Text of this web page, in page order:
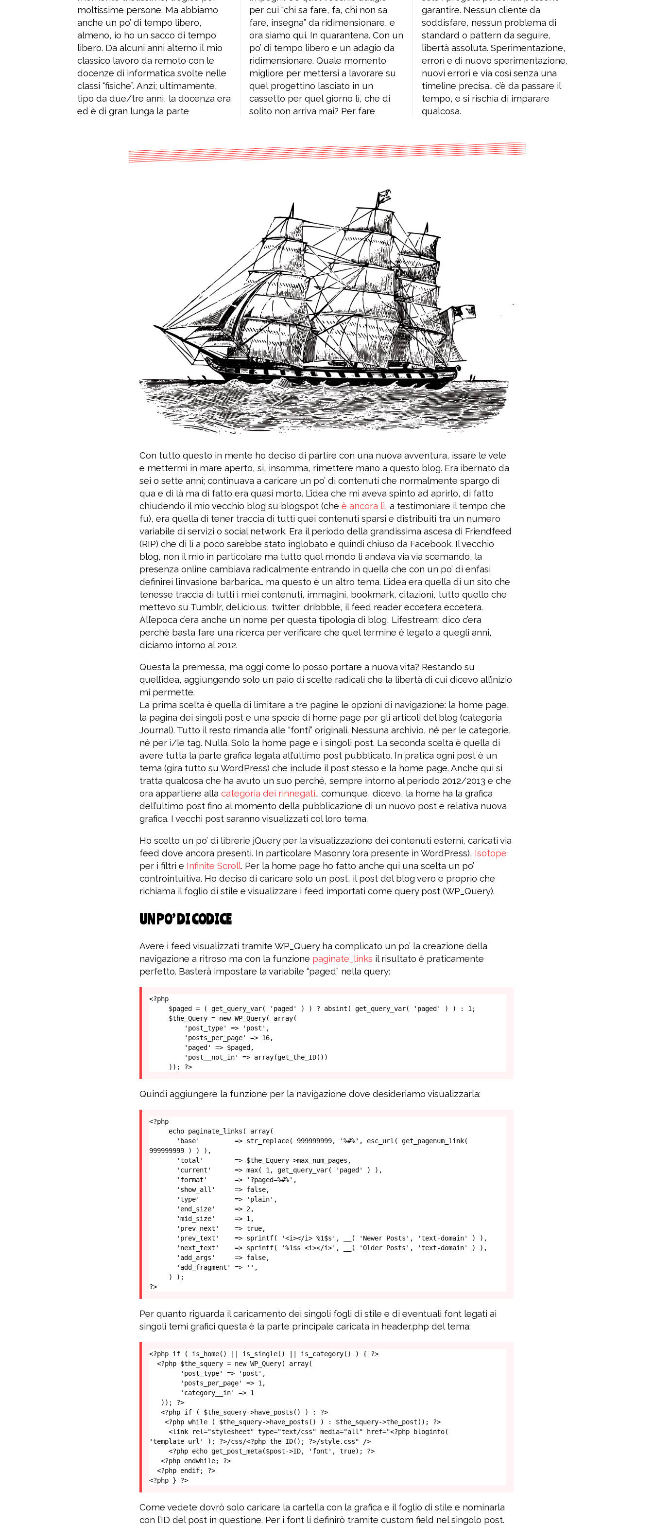
moltissime persone. Ma abbiamo
anche un po’ di tempo libero,
almeno, io ho un sacco di tempo
libero. Da alcuni anni alterno il mio
classico lavoro da remoto con le
docenze di informatica svolte nelle
classi “fisiche”. Anzi; ultimamente,
tipo da due/tre anni, la docenza era
ed è di gran lunga la parte
per cui “chi sa fare, fa, chi non sa
fare, insegna” da ridimensionare, e
ora siamo qui. In quarantena. Con un
po’ di tempo libero e un adagio da
ridimensionare. Quale momento
migliore per mettersi a lavorare su
quel progettino lasciato in un
cassetto per quel giorno lì, che di
solito non arriva mai? Per fare
garantire. Nessun cliente da
soddisfare, nessun problema di
standard o pattern da seguire,
libertà assoluta. Sperimentazione,
errori e di nuovo sperimentazione,
nuovi errori e via così senza una
timeline precisa… c’è da passare il
tempo, e si rischia di imparare
qualcosa.
Con tutto questo in mente ho deciso di partire con una nuova avventura, issare le vele
e mettermi in mare aperto, si, insomma, rimettere mano a questo blog. Era ibernato da
sei o sette anni; continuava a caricare un po’ di contenuti che normalmente spargo di
qua e di là ma di fatto era quasi morto. L’idea che mi aveva spinto ad aprirlo, di fatto
chiudendo il mio vecchio blog su blogspot (cheè ancora lì, a testimoniare il tempo che
fu), era quella di tener traccia di tutti quei contenuti sparsi e distribuiti tra un numero
variabile di servizi o social network. Era il periodo della grandissima ascesa di Friendfeed
(RIP) che di lì a poco sarebbe stato inglobato e quindi chiuso da Facebook. Il vecchio
blog, non il mio in particolare ma tutto quel mondo lì andava via via scemando, la
presenza online cambiava radicalmente entrando in quella che con un po’ di enfasi
definirei l’invasione barbarica… ma questo è un altro tema. L’idea era quella di un sito che
tenesse traccia di tutti i miei contenuti, immagini, bookmark, citazioni, tutto quello che
mettevo su Tumblr, del.icio.us, twitter, dribbble, il feed reader eccetera eccetera.
All’epoca c’era anche un nome per questa tipologia di blog, Lifestream; dico c’era
perché basta fare una ricerca per verificare che quel termine è legato a quegli anni,
diciamo intorno al 2012.
Questa la premessa, ma oggi come lo posso portare a nuova vita? Restando su
quell’idea, aggiungendo solo un paio di scelte radicali che la libertà di cui dicevo all’inizio
mi permette.
La prima scelta è quella di limitare a tre pagine le opzioni di navigazione: la home page,
la pagina dei singoli post e una specie di home page per gli articoli del blog (categoria
Journal). Tutto il resto rimanda alle “fonti” originali. Nessuna archivio, né per le categorie,
né per i/le tag. Nulla. Solo la home page e i singoli post. La seconda scelta è quella di
avere tutta la parte grafica legata all’ultimo post pubblicato. In pratica ogni post è un
tema (gira tutto su WordPress) che include il post stesso e la home page. Anche qui si
tratta qualcosa che ha avuto un suo perché, sempre intorno al periodo 2012/2013 e che
ora appartiene allacategoria dei rinnegati… comunque, dicevo, la home ha la grafica
dell’ultimo post fino al momento della pubblicazione di un nuovo post e relativa nuova
grafica. I vecchi post saranno visualizzati col loro tema.
Ho scelto un po’ di librerie jQuery per la visualizzazione dei contenuti esterni, caricati via
feed dove ancora presenti. In particolare Masonry (ora presente in WordPress), Isotope
per i filtri e Infinite Scroll. Per la home page ho fatto anche qui una scelta un po’
controintuitiva. Ho deciso di caricare solo un post, il post del blog vero e proprio che
richiama il foglio di stile e visualizzare i feed importati come query post (WP_Query).
UN PO’ DI CODICE
Avere i feed visualizzati tramite WP_Query ha complicato un po’ la creazione della
navigazione a ritroso ma con la funzione paginate_links il risultato è praticamente
perfetto. Basterà impostare la variabile “paged” nella query:
<?php
     )); ?>
Quindi aggiungere la funzione per la navigazione dove desideriamo visualizzarla:
<?php
999999999 ) ) ),
?>
Per quanto riguarda il caricamento dei singoli fogli di stile e di eventuali font legati ai
singoli temi grafici questa è la parte principale caricata in header.php del tema:
<?php if ( is_home() || is_single() || is_category() ) { ?>
'template_url' ); ?>/css/<?php the_ID(); ?>/style.css" />
<?php } ?>
Come vedete dovrò solo caricare la cartella con la grafica e il foglio di stile e nominarla
con l’ID del post in questione. Per i font li definirò tramite custom field nel singolo post.